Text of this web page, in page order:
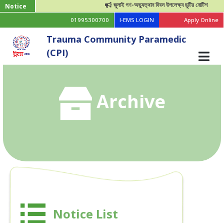
Notice জুলাই গণ-অভ্যুত্থান দিবস উপলেক্ষ্য ছুটির নোটিশ
01995300700 I-EMS LOGIN Apply Online
Trauma Community Paramedic
(CPI)
Archive
Notice List